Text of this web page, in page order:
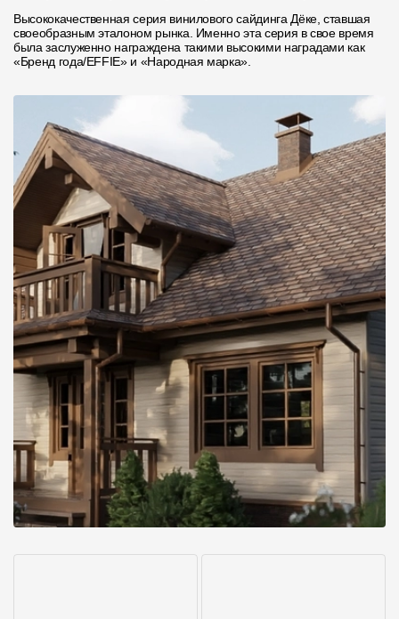
Высококачественная серия винилового сайдинга Дёке, ставшая
своеобразным эталоном рынка. Именно эта серия в свое время
была заслуженно награждена такими высокими наградами как
«Бренд года/EFFIE» и «Народная марка».